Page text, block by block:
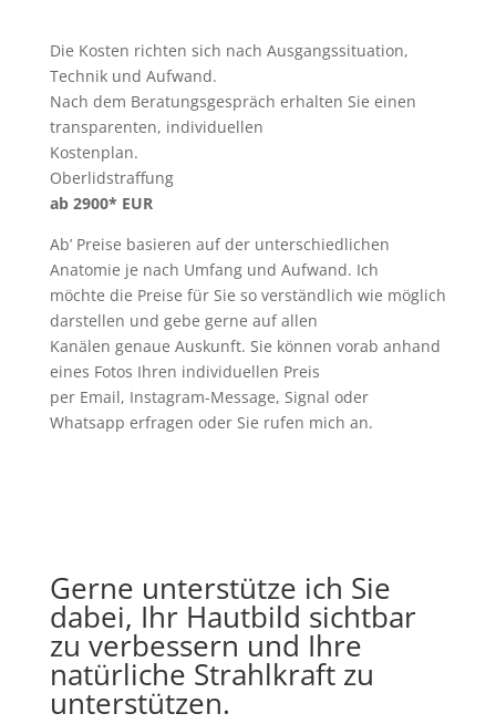
Die Kosten richten sich nach Ausgangssituation,
Technik und Aufwand.
Nach dem Beratungsgespräch erhalten Sie einen
transparenten, individuellen
Kostenplan.
Oberlidstraffung
ab 2900* EUR
Ab’ Preise basieren auf der unterschiedlichen
Anatomie je nach Umfang und Aufwand. Ich
möchte die Preise für Sie so verständlich wie möglich
darstellen und gebe gerne auf allen
Kanälen genaue Auskunft. Sie können vorab anhand
eines Fotos Ihren individuellen Preis
per Email, Instagram-Message, Signal oder
Whatsapp erfragen oder Sie rufen mich an.
Gerne unterstütze ich Sie
dabei, Ihr Hautbild sichtbar
zu verbessern und Ihre
natürliche Strahlkraft zu
unterstützen.